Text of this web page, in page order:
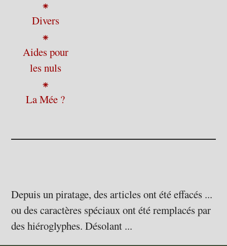
⁕
Divers
⁕
Aides pour
les nuls
⁕
La Mée ?
Depuis un piratage, des articles ont été effacés ...
ou des caractères spéciaux ont été remplacés par
des hiéroglyphes. Désolant ...